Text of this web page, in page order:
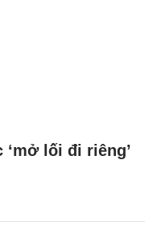
lối đi riêng’